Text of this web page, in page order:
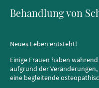
Behandlung von
Neues Leben entsteht!
Einige Frauen haben
aufgrund der
eine begleitende